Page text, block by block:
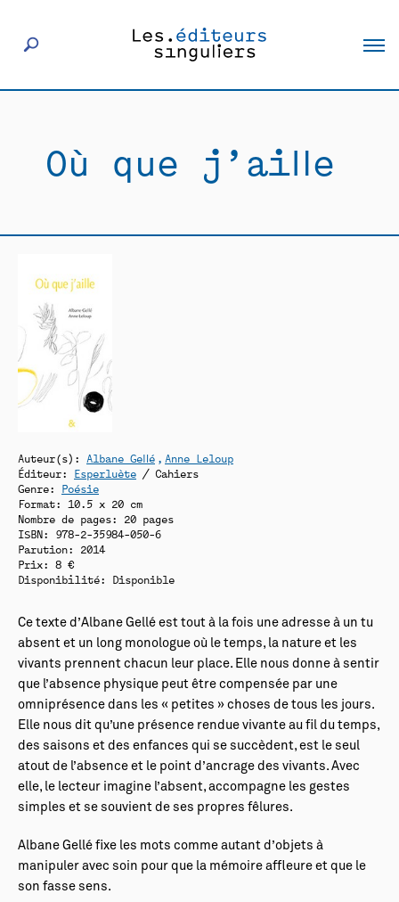
Éditeurs
Actualités
Rencontres
Où que j’aille
Auteur(s): Albane Gellé
Anne Leloup
Éditeur: Esperluète / Cahiers
Genre: Poésie
Format: 10.5 x 20 cm
Nombre de pages: 20 pages
ISBN: 978-2-35984-050-6
Parution: 2014
Prix: 8 €
Disponibilité:
Disponible
Ce texte d’Albane Gellé est tout à la fois une adresse à un tu
absent et un long monologue où le temps, la nature et les
vivants prennent chacun leur place. Elle nous donne à sentir
que l’absence physique peut être compensée par une
omniprésence dans les « petites » choses de tous les jours.
Elle nous dit qu’une présence rendue vivante au fil du temps,
des saisons et des enfances qui se succèdent, est le seul
atout de l’absence et le point d’ancrage des vivants. Avec
elle, le lecteur imagine l’absent, accompagne les gestes
simples et se souvient de ses propres fêlures.
Albane Gellé fixe les mots comme autant d’objets à
manipuler avec soin pour que la mémoire affleure et que le
son fasse sens.